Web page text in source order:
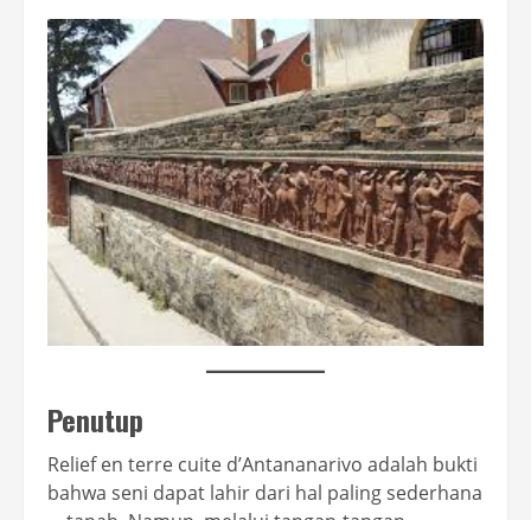
Penutup
Relief en terre cuite d’Antananarivo adalah bukti
bahwa seni dapat lahir dari hal paling sederhana